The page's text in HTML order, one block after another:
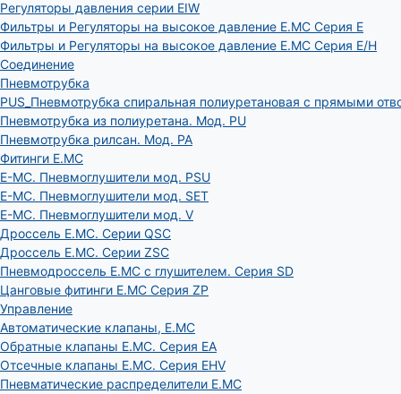
Регуляторы давления серии EIW
Фильтры и Регуляторы на высокое давление E.MC Серия E
Фильтры и Регуляторы на высокое давление E.MC Серия E/H
Соединение
Пневмотрубка
PUS_Пневмотрубка спиральная полиуретановая с прямыми
Пневмотрубка из полиуретана. Мод. РU
Пневмотрубка рилсан. Мод. PA
Фитинги E.MC
E-MC. Пневмоглушители мод. PSU
E-MC. Пневмоглушители мод. SET
E-MC. Пневмоглушители мод. V
Дроссель E.MC. Серии QSC
Дроссель E.MC. Серии ZSC
Пневмодроссель E.MC с глушителем. Серия SD
Цанговые фитинги E.MC Серия ZP
Управление
Автоматические клапаны, Е.МС
Обратные клапаны E.MC. Серия EA
Отсечные клапаны E.MC. Серия EHV
Пневматические распределители E.MC